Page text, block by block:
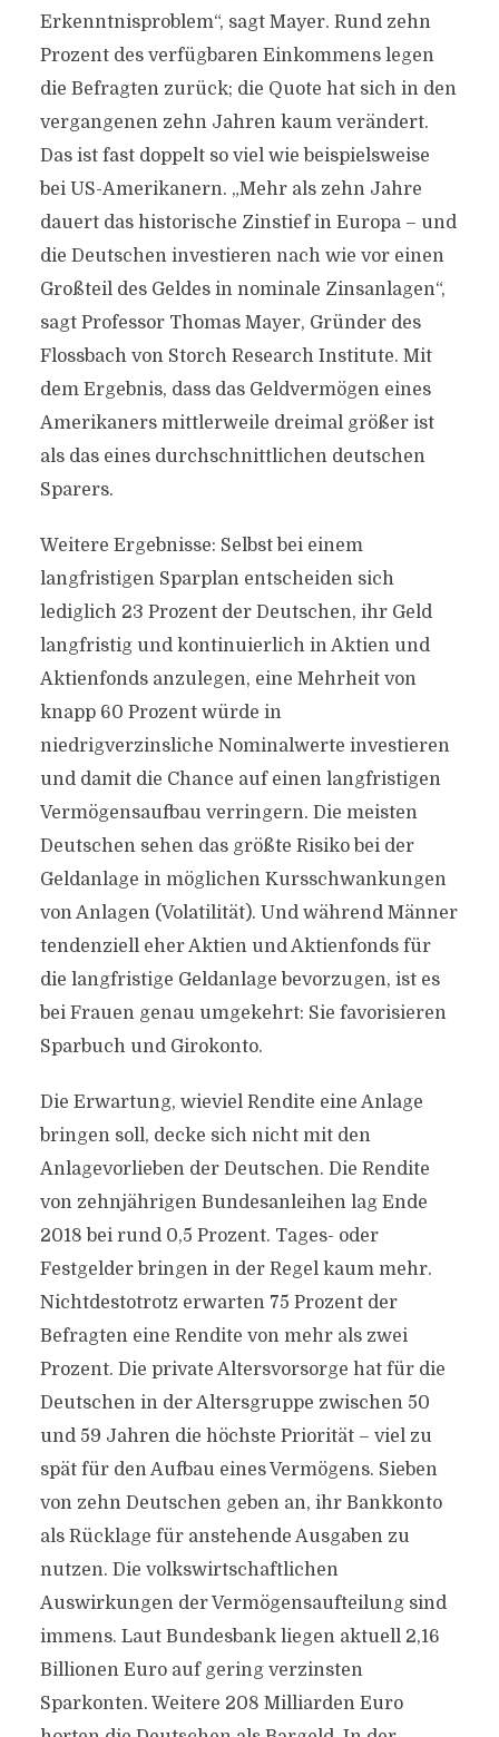
Erkenntnisproblem“, sagt Mayer. Rund zehn
Prozent des verfügbaren Einkommens legen
die Befragten zurück; die Quote hat sich in den
vergangenen zehn Jahren kaum verändert.
Das ist fast doppelt so viel wie beispielsweise
bei US-Amerikanern. „Mehr als zehn Jahre
dauert das historische Zinstief in Europa – und
die Deutschen investieren nach wie vor einen
Großteil des Geldes in nominale Zinsanlagen“,
sagt Professor Thomas Mayer, Gründer des
Flossbach von Storch Research Institute. Mit
dem Ergebnis, dass das Geldvermögen eines
Amerikaners mittlerweile dreimal größer ist
als das eines durchschnittlichen deutschen
Sparers.
Weitere Ergebnisse: Selbst bei einem
langfristigen Sparplan entscheiden sich
lediglich 23 Prozent der Deutschen, ihr Geld
langfristig und kontinuierlich in Aktien und
Aktienfonds anzulegen, eine Mehrheit von
knapp 60 Prozent würde in
niedrigverzinsliche Nominalwerte investieren
und damit die Chance auf einen langfristigen
Vermögensaufbau verringern. Die meisten
Deutschen sehen das größte Risiko bei der
Geldanlage in möglichen Kursschwankungen
von Anlagen (Volatilität). Und während Männer
tendenziell eher Aktien und Aktienfonds für
die langfristige Geldanlage bevorzugen, ist es
bei Frauen genau umgekehrt: Sie favorisieren
Sparbuch und Girokonto.
Die Erwartung, wieviel Rendite eine Anlage
bringen soll, decke sich nicht mit den
Anlagevorlieben der Deutschen. Die Rendite
von zehnjährigen Bundesanleihen lag Ende
2018 bei rund 0,5 Prozent. Tages- oder
Festgelder bringen in der Regel kaum mehr.
Nichtdestotrotz erwarten 75 Prozent der
Befragten eine Rendite von mehr als zwei
Prozent. Die private Altersvorsorge hat für die
Deutschen in der Altersgruppe zwischen 50
und 59 Jahren die höchste Priorität – viel zu
spät für den Aufbau eines Vermögens. Sieben
von zehn Deutschen geben an, ihr Bankkonto
als Rücklage für anstehende Ausgaben zu
nutzen. Die volkswirtschaftlichen
Auswirkungen der Vermögensaufteilung sind
immens. Laut Bundesbank liegen aktuell 2,16
Billionen Euro auf gering verzinsten
Sparkonten. Weitere 208 Milliarden Euro